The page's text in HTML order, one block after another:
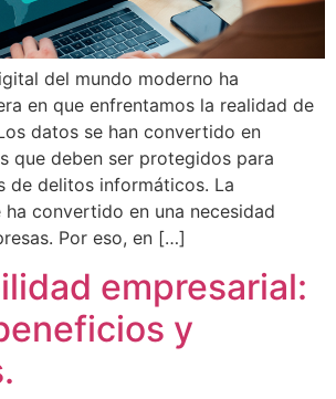
del mundo moderno ha
en que enfrentamos la realidad de
datos se han convertido en
que deben ser protegidos para
de delitos informáticos. La
convertido en una necesidad
Por eso, en […]
empresarial:
y